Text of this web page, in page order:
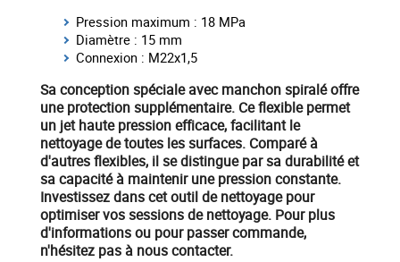
Pression maximum : 18 MPa
Diamètre : 15 mm
Connexion : M22x1,5
Sa conception spéciale avecmanchon spiraléoffre
uneprotectionsupplémentaire. Ce flexible permet
un jet haute pressionefficace, facilitant le
nettoyage de toutes les surfaces. Comparé à
d'autres flexibles, il se distingue par sa durabilité et
sa capacité à maintenir une pression constante.
Investissez dans cet outil de nettoyagepour
optimiser vos sessions de nettoyage. Pour plus
d'informations ou pour passer commande,
n'hésitez pas à nous contacter.